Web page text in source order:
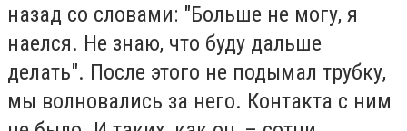
назад со словами: "Больше не могу, я
наелся. Не знаю, что буду дальше
делать". После этого не подымал трубку,
мы волновались за него. Контакта с ним